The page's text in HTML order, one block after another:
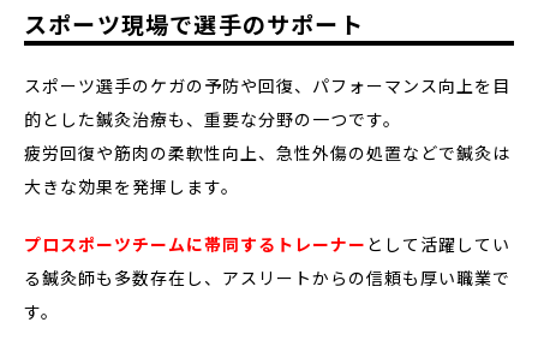
スポーツ現場で選手のサポート
スポーツ選手のケガの予防や回復、パフォーマンス向上を目
的とした鍼灸治療も、重要な分野の一つです。
疲労回復や筋肉の柔軟性向上、急性外傷の処置などで鍼灸は
大きな効果を発揮します。
プロスポーツチームに帯同するトレーナー として活躍してい
る鍼灸師も多数存在し、アスリートからの信頼も厚い職業で
す。